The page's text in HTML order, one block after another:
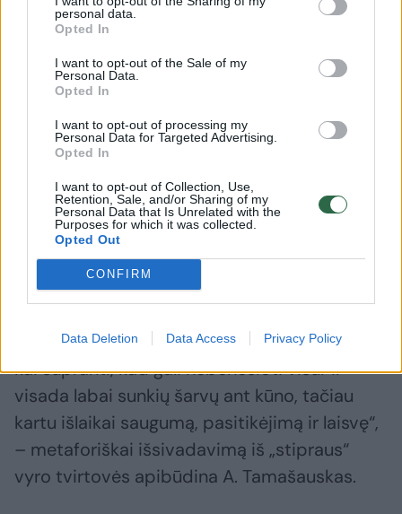
personal data.
Opted In
I want to opt-out of the Sale of my
Personal Data.
Opted In
I want to opt-out of processing my
Personal Data for Targeted Advertising.
Opted In
I want to opt-out of Collection, Use,
Retention, Sale, and/or Sharing of my
Personal Data that Is Unrelated with the
Purposes for which it was collected.
Opted Out
CONFIRM
Data Deletion Data Access Privacy Policy
Aišku, nelengva pradėti dalintis emocijomis,
jei visą gyvenimą esi įpratęs jas slopinti.
Pasak gydytojo, tam reikalinga saugi aplinka
ir patikimas mokytojas, kokio žmogus gal
niekada gyvenime ir neturėjo.
būti žmogus, su kuriuo vyras jaučiasi saugiai,
kad šis priims, nepasijuoks, neatstums jo“, –
pažymi psichiatras.
santykis su pačiu savimi. „Turbūt tai jausmas,
kai supranti, kad gali nebenešioti visur ir
visada labai sunkių šarvų ant kūno, tačiau
kartu išlaikai saugumą, pasitikėjimą ir laisvę“,
– metaforiškai išsivadavimą iš „stipraus“
vyro tvirtovės apibūdina A. Tamašauskas.